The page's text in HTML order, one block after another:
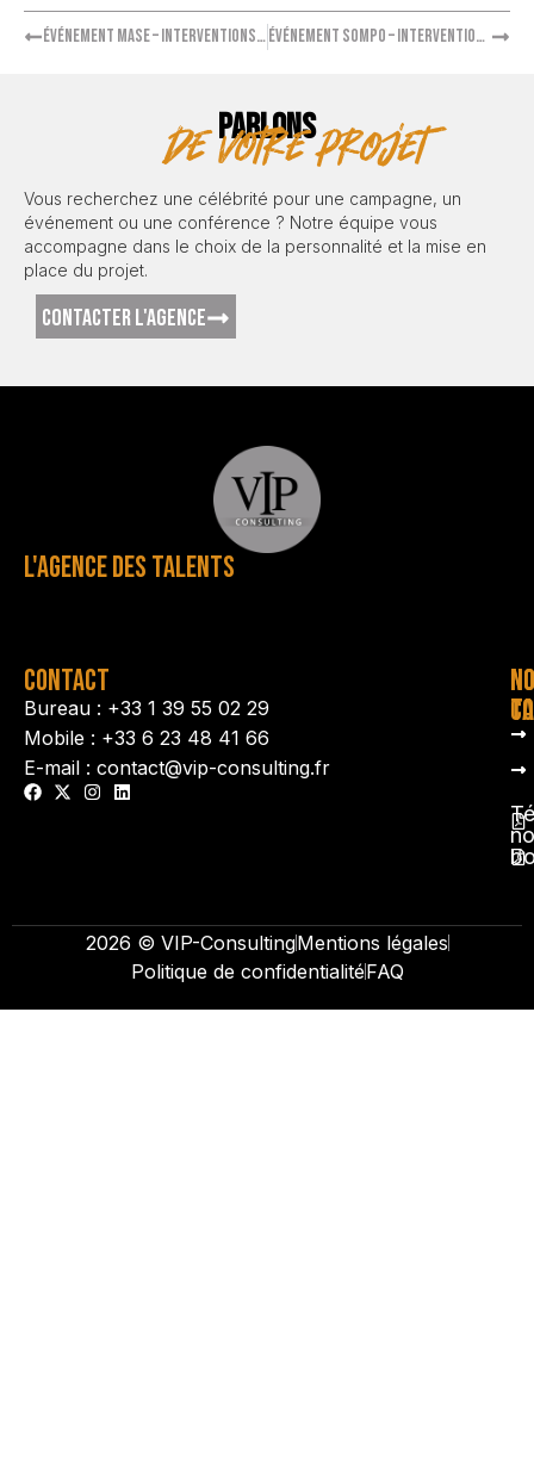
Événement MASE – Interventions de Stéphane Rotenberg et Laurent Combalbert Événement SOMPO – Intervention de Jean-François Piège
PARLONS
de votre projet
Vous recherchez une célébrité pour une campagne, un
événement ou une conférence ? Notre équipe vous
accompagne dans le choix de la personnalité et la mise en
place du projet.
CONTACTER L'AGENCE
L'AGENCE DES TALENTS
CONTACT
Bureau : +33 1 39 55 02 29
Mobile : +33 6 23 48 41 66
E-mail : contact@vip-consulting.fr
2026 © VIP-ConsultingMentions légales
Politique de confidentialitéFAQ